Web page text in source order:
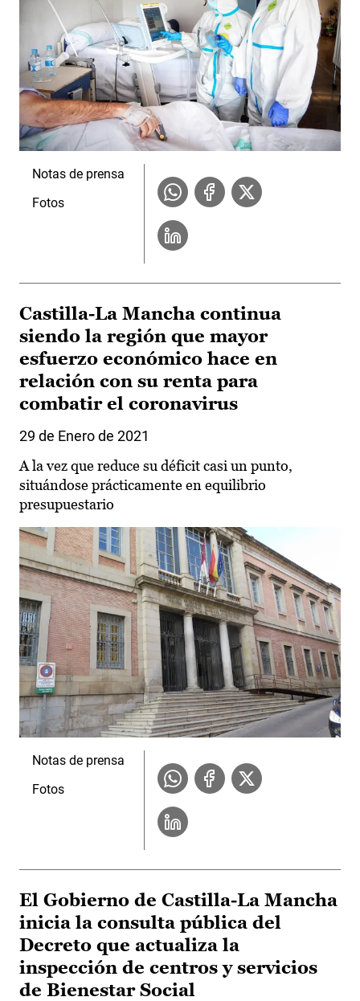
Notas de prensa
Fotos
Castilla-La Mancha continua
siendo la región que mayor
esfuerzo económico hace en
relación con su renta para
combatir el coronavirus
29 de Enero de 2021
A la vez que reduce su déficit casi un punto,
situándose prácticamente en equilibrio
presupuestario
Notas de prensa
Fotos
El Gobierno de Castilla-La Mancha
inicia la consulta pública del
Decreto que actualiza la
inspección de centros y servicios
de Bienestar Social